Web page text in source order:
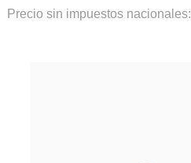
Precio sin impuestos nacionales: